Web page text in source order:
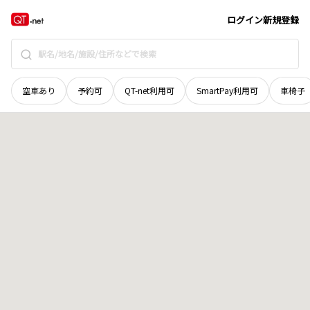
ログイン新規登録
空車あり 予約可 QT-net利用可 SmartPay利用可 車椅子
宮城県